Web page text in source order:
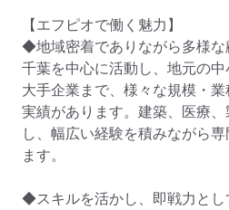
【エフピオで働く魅力】
◆地域密着でありながら多様な
千葉を中心に活動し、地元の
大手企業まで、様々な規模・
実績があります。建築、医療
し、幅広い経験を積みながら
ます。
◆スキルを活かし、即戦力とし